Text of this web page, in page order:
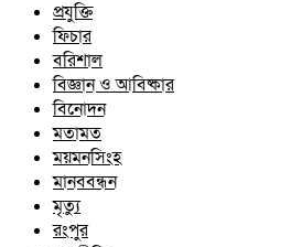
প্রযুক্তি
ফিচার
বরিশাল
বিজ্ঞান ও আবিষ্কার
বিনোদন
মতামত
ময়মনসিংহ
মানববন্ধন
মৃত্যু
রংপুর